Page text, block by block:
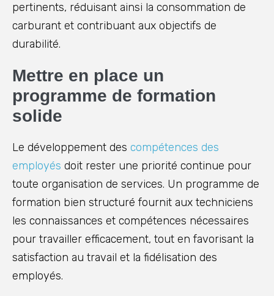
pertinents, réduisant ainsi la consommation de
carburant et contribuant aux objectifs de
durabilité.
Mettre en place un
programme de formation
solide
Le développement des compétences des
employés doit rester une priorité continue pour
toute organisation de services. Un programme de
formation bien structuré fournit aux techniciens
les connaissances et compétences nécessaires
pour travailler efficacement, tout en favorisant la
satisfaction au travail et la fidélisation des
employés.